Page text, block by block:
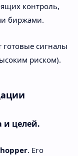
контроль,
биржами.
готовые сигналы
риском).
и целей.
. Его